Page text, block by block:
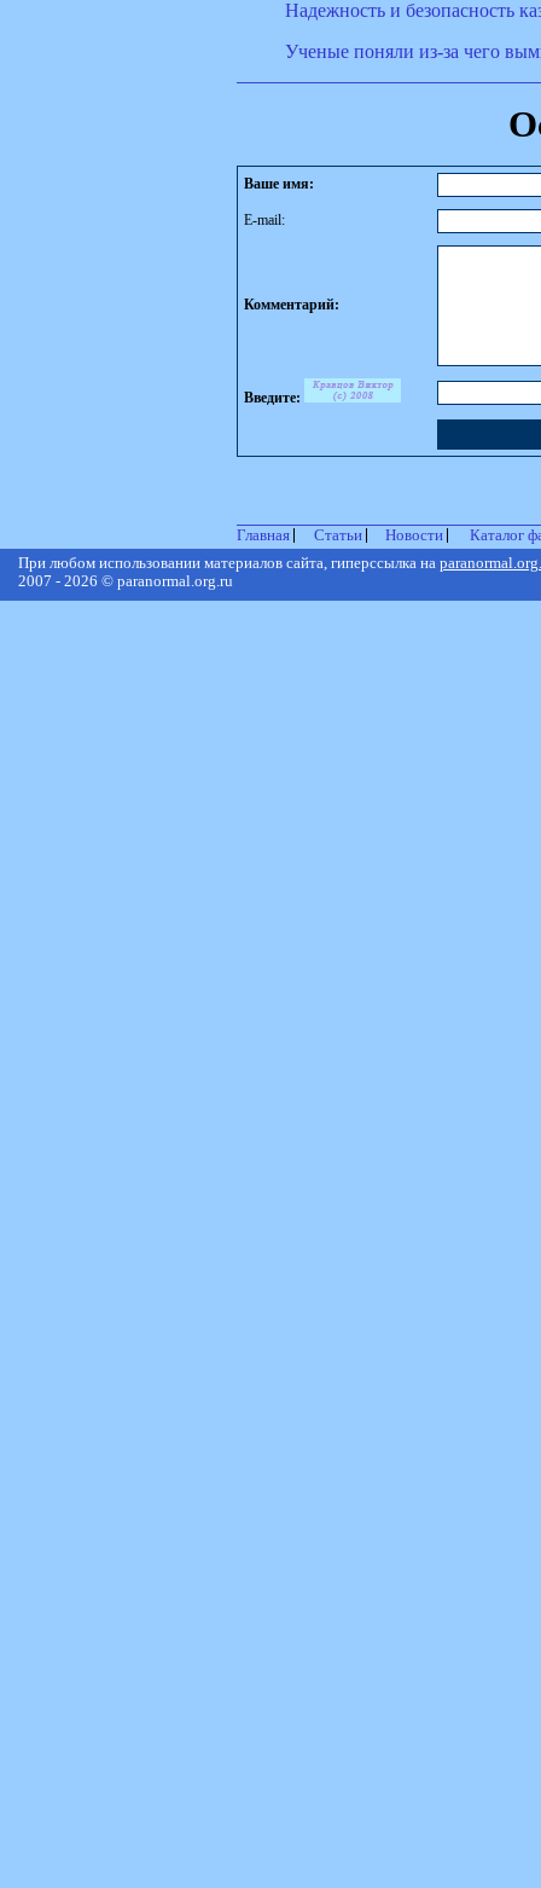
Надежность и безопасность
Ученые поняли из-за чего
Ваше имя:
E-mail:
Комментарий:
Введите:
Главная Статьи Новости
Каталог
При любом использовании материалов сайта, гиперссылка на
2007 - 2026 © paranormal.org.ru